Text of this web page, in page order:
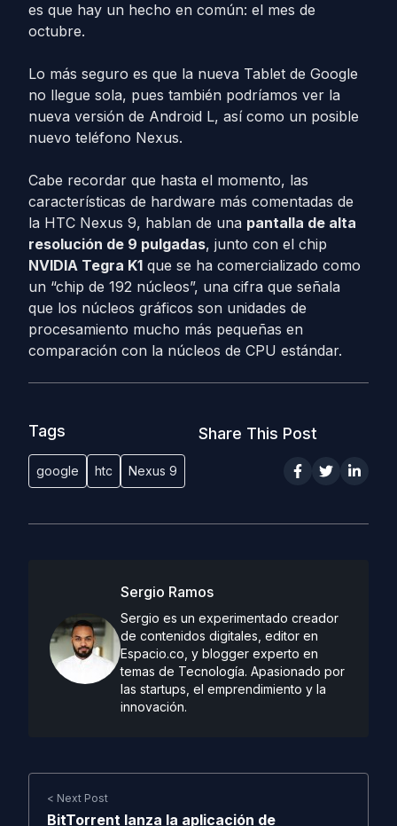
es que hay un hecho en común: el mes de
octubre.
Lo más seguro es que la nueva Tablet de Google
no llegue sola, pues también podríamos ver la
nueva versión de Android L, así como un posible
nuevo teléfono Nexus.
Cabe recordar que hasta el momento, las
características de hardware más comentadas de
la HTC Nexus 9, hablan de una pantalla de alta
resolución de 9 pulgadas, junto con el chip
NVIDIA Tegra K1 que se ha comercializado como
un “chip de 192 núcleos”, una cifra que señala
que los núcleos gráficos son unidades de
procesamiento mucho más pequeñas en
comparación con la núcleos de CPU estándar.
Tags
google htc Nexus 9
Share This Post
Sergio Ramos
Sergio es un experimentado creador
de contenidos digitales, editor en
Espacio.co, y blogger experto en
temas de Tecnología. Apasionado por
las startups, el emprendimiento y la
innovación.
< Next Post
BitTorrent lanza la aplicación de